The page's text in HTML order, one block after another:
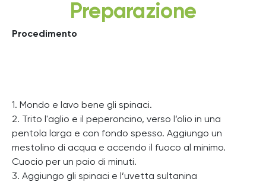
Preparazione
Procedimento
1. Mondo e lavo bene gli spinaci.
2. Trito l'aglio e il peperoncino, verso l’olio in una
pentola larga e con fondo spesso. Aggiungo un
mestolino di acqua e accendo il fuoco al minimo.
Cuocio per un paio di minuti.
3. Aggiungo gli spinaci e l’uvetta sultanina